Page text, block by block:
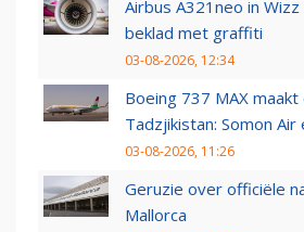
Airbus A321neo in
beklad met graffiti
03-08-2026, 12:34
Boeing 737 MAX
Tadzjikistan: Somon
03-08-2026, 11:26
Geruzie over officiële
Mallorca